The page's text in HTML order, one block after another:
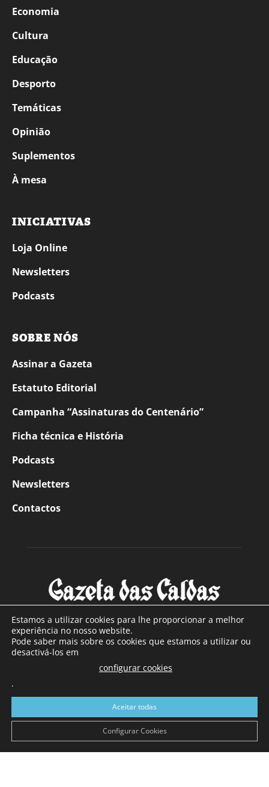
Economia
Cultura
Educação
Desporto
Temáticas
Opinião
Suplementos
À mesa
INICIATIVAS
Loja Online
Newsletters
Podcasts
SOBRE NÓS
Assinar a Gazeta
Estatuto Editorial
Campanha “Assinaturas do Centenário”
Ficha técnica e História
Podcasts
Newsletters
Contactos
SOBRE NÓS
Com sede nas Caldas da Rainha e mais de 90 anos de
a sul de distrito de Leiria, com mais de 40.000 leitores por
toda a região Oeste. Jornal com distribuição em Portugal
Continental e assinatura online.
Estamos a utilizar cookies para lhe proporcionar a melhor
experiência no nosso website.
Pode saber mais sobre os cookies que estamos a utilizar ou
desactivá-los em
configurar cookies
.
Aceitar todas
Configurar Cookies